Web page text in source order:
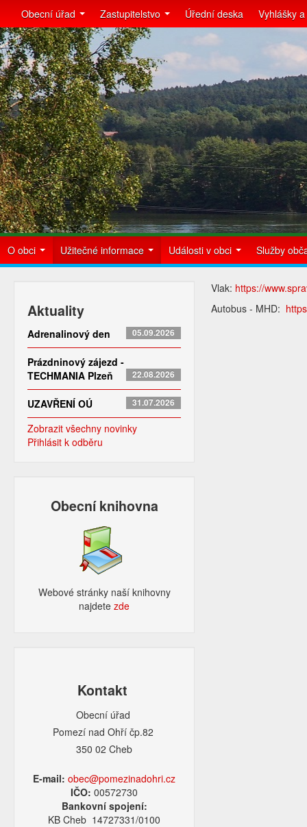
Obecní úřad Zastupitelstvo Úřední deska Vyhlášky
O obci Užitečné informace Události v obci Služby
Aktuality
Adrenalinový den 05.09.2026
Prázdninový zájezd -
TECHMANIA Plzeň
22.08.2026
UZAVŘENÍ OÚ 31.07.2026
Zobrazit všechny novinky
Přihlásit k odběru
Obecní knihovna
Webové stránky naší knihovny
najdetezde​
Kontakt
Obecní úřad
Pomezí nad Ohří čp.82
350 02 Cheb
E-mail: obec@pomezinadohri.cz
IČO:00572730
Bankovní spojení:
KB Cheb 14727331/0100
Vlak: https://
Autobus - MHD: